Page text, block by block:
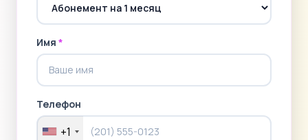
Имя *
Телефон
+1